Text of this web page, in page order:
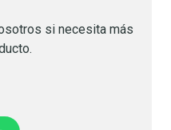
si necesita más